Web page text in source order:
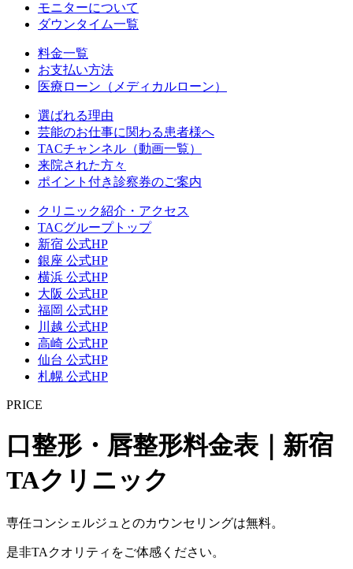
モニターについて
ダウンタイム一覧
料金一覧
お支払い方法
医療ローン（メディカルローン）
選ばれる理由
芸能のお仕事に関わる患者様へ
TACチャンネル（動画一覧）
来院された方々
ポイント付き診察券のご案内
クリニック紹介・アクセス
TACグループトップ
新宿 公式HP
銀座 公式HP
横浜 公式HP
大阪 公式HP
福岡 公式HP
川越 公式HP
高崎 公式HP
仙台 公式HP
札幌 公式HP
PRICE
口整形・唇整形料金表｜新宿
TAクリニック
専任コンシェルジュとのカウンセリングは無料。
是非TAクオリティをご体感ください。